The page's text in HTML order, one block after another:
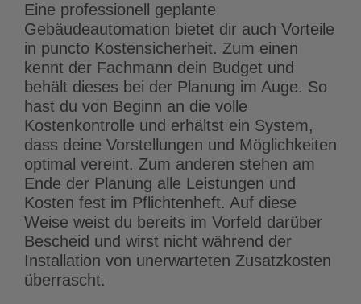
Eine professionell geplante
Gebäudeautomation bietet dir auch Vorteile
in puncto Kostensicherheit. Zum einen
kennt der Fachmann dein Budget und
behält dieses bei der Planung im Auge. So
hast du von Beginn an die volle
Kostenkontrolle und erhältst ein System,
dass deine Vorstellungen und Möglichkeiten
optimal vereint. Zum anderen stehen am
Ende der Planung alle Leistungen und
Kosten fest im Pflichtenheft. Auf diese
Weise weist du bereits im Vorfeld darüber
Bescheid und wirst nicht während der
Installation von unerwarteten Zusatzkosten
überrascht.